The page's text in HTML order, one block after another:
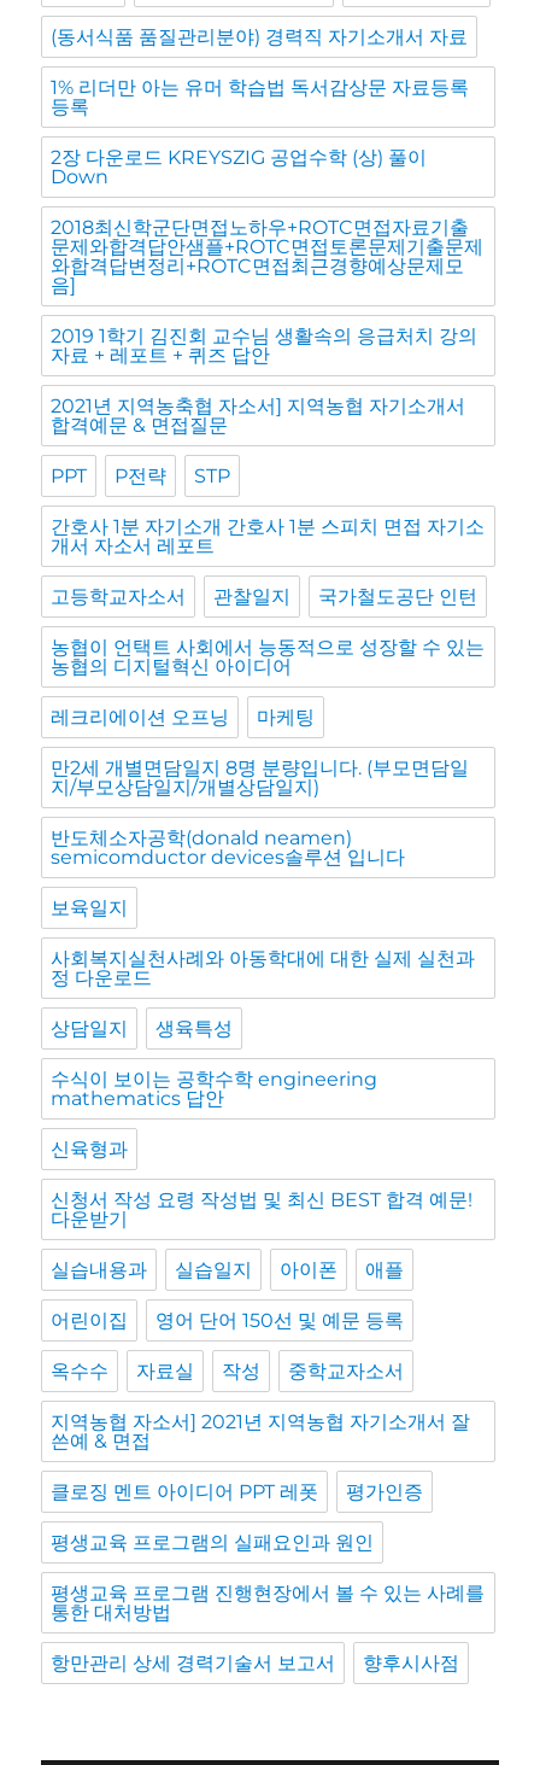
(동서식품 품질관리분야) 경력직 자기소개서 자료
1% 리더만 아는 유머 학습법 독서감상문 자료등록
등록
2장 다운로드 KREYSZIG 공업수학 (상) 풀이
Down
2018최신학군단면접노하우+ROTC면접자료기출
문제와합격답안샘플+ROTC면접토론문제기출문제
와합격답변정리+ROTC면접최근경향예상문제모
음]
2019 1학기 김진회 교수님 생활속의 응급처치 강의
자료 + 레포트 + 퀴즈 답안
2021년 지역농축협 자소서] 지역농협 자기소개서
합격예문 & 면접질문
PPT P전략 STP
간호사 1분 자기소개 간호사 1분 스피치 면접 자기소
개서 자소서 레포트
고등학교자소서 관찰일지 국가철도공단 인턴
농협이 언택트 사회에서 능동적으로 성장할 수 있는
농협의 디지털혁신 아이디어
레크리에이션 오프닝 마케팅
만2세 개별면담일지 8명 분량입니다. (부모면담일
지/부모상담일지/개별상담일지)
반도체소자공학(donald neamen)
semicomductor devices솔루션 입니다
보육일지
사회복지실천사례와 아동학대에 대한 실제 실천과
정 다운로드
상담일지 생육특성
수식이 보이는 공학수학 engineering
mathematics 답안
신육형과
신청서 작성 요령 작성법 및 최신 BEST 합격 예문!
다운받기
실습내용과 실습일지 아이폰 애플
어린이집 영어 단어 150선 및 예문 등록
옥수수 자료실 작성 중학교자소서
지역농협 자소서] 2021년 지역농협 자기소개서 잘
쓴예 & 면접
클로징 멘트 아이디어 PPT 레폿 평가인증
평생교육 프로그램의 실패요인과 원인
평생교육 프로그램 진행현장에서 볼 수 있는 사례를
통한 대처방법
항만관리 상세 경력기술서 보고서 향후시사점